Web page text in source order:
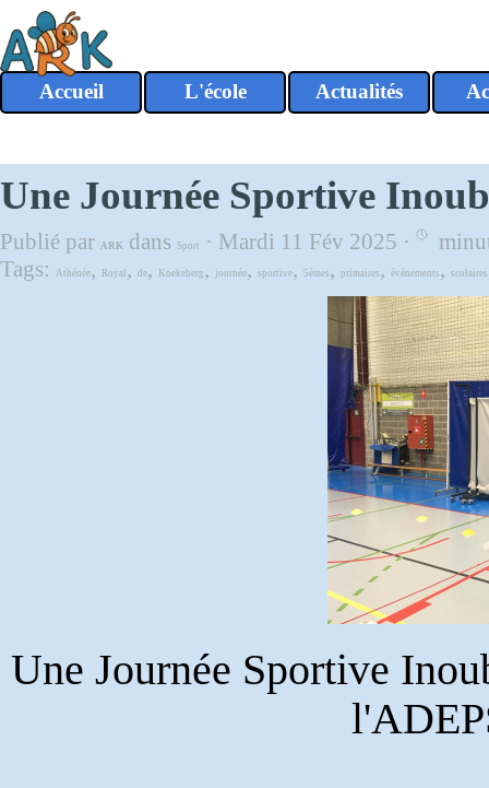
Aller au contenu
Accueil L'école ▼
Actualités
Une Journée Sportive
Publié par ARK dans Sport · Mardi 11 Fév 2025 ·
Tags:
Athénée, Royal , de, Koekeberg , journée, sportive, 5èmes , primaires , événements , scolaires
Une Journée Sportive